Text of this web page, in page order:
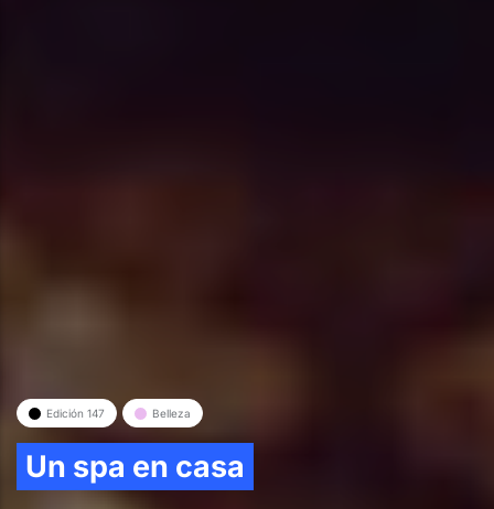
Edición 147 Belleza
Un spa en casa